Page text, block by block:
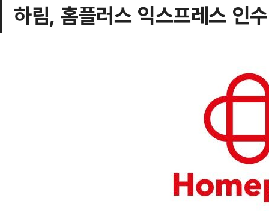
하림, 홈플러스 익스프레스 인